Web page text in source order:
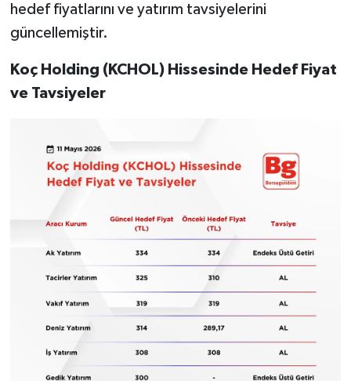
hedef fiyatlarını ve yatırım tavsiyelerini
güncellemiştir.
Koç Holding (KCHOL) Hissesinde Hedef Fiyat
ve Tavsiyeler